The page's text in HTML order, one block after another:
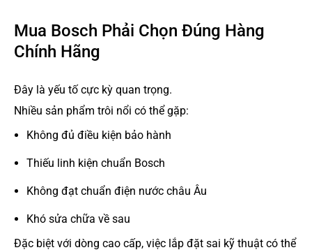
Mua Bosch Phải Chọn Đúng Hàng
Chính Hãng
Đây là yếu tố cực kỳ quan trọng.
Nhiều sản phẩm trôi nổi có thể gặp:
Không đủ điều kiện bảo hành
Thiếu linh kiện chuẩn Bosch
Không đạt chuẩn điện nước châu Âu
Khó sửa chữa về sau
Đặc biệt với dòng cao cấp, việc lắp đặt sai kỹ thuật có thể